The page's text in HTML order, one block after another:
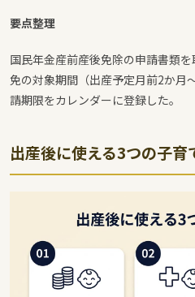
要点整理
国民年金産前産後免除の申請書類
免の対象期間（出産予定月前2か月
請期限をカレンダーに登録した。
出産後に使える3つの子育